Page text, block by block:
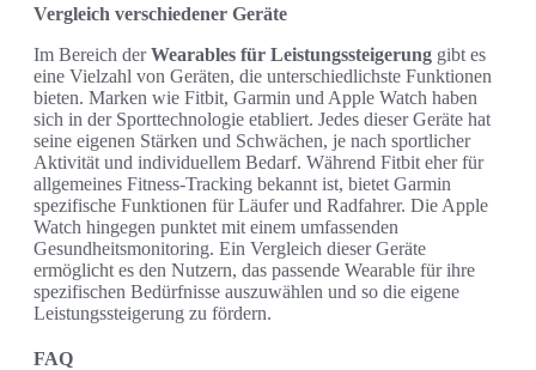
Vergleich verschiedener Geräte
Im Bereich derWearables für Leistungssteigerung gibt es
eine Vielzahl von Geräten, die unterschiedlichste Funktionen
bieten. Marken wie Fitbit, Garmin und Apple Watch haben
sich in der Sporttechnologie etabliert. Jedes dieser Geräte hat
seine eigenen Stärken und Schwächen, je nach sportlicher
Aktivität und individuellem Bedarf. Während Fitbit eher für
allgemeines Fitness-Tracking bekannt ist, bietet Garmin
spezifische Funktionen für Läufer und Radfahrer. Die Apple
Watch hingegen punktet mit einem umfassenden
Gesundheitsmonitoring. Ein Vergleich dieser Geräte
ermöglicht es den Nutzern, das passende Wearable für ihre
spezifischen Bedürfnisse auszuwählen und so die eigene
Leistungssteigerung zu fördern.
FAQ